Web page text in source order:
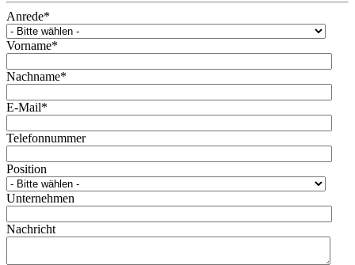
Anrede*
Vorname*
Nachname*
E-Mail*
Telefonnummer
Position
Unternehmen
Nachricht